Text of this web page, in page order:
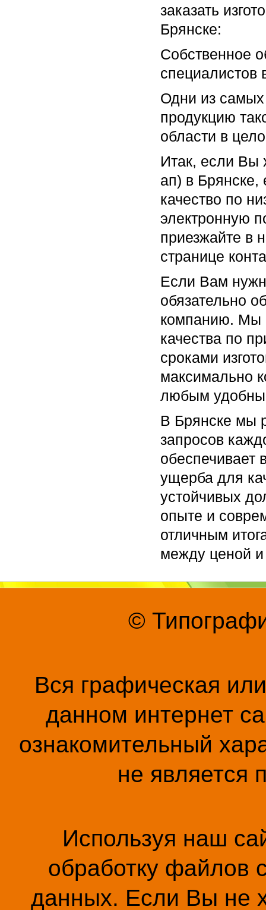
заказать
Брянске:
Собственное
специалистов
Одни из самых
продукцию
области в
Итак, если Вы
ап) в
качество по
электронную
приезжайте в
странице
Если Вам
обязательно
компанию. Мы
качества по
сроками
максимально
любым
В Брянске мы
запросов
обеспечивает
ущерба для
устойчивых
опыте и
отличным
между ценой и
©
Вся графическая
данном интернет
ознакомительный
не является
Используя наш
обработку файлов
данных. Если Вы не